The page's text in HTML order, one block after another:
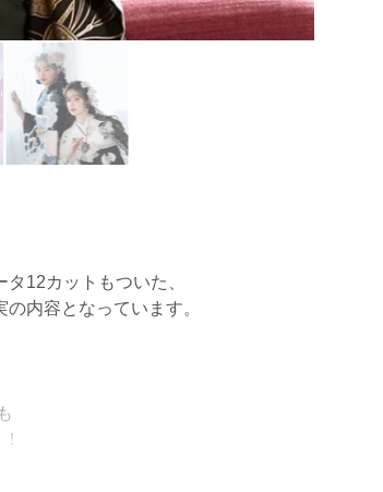
“ふりホ”
12カットもついた、
内容となっています。